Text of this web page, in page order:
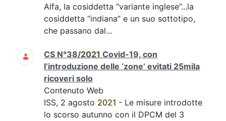
Alfa, la cosiddetta “variante inglese”...la
cosiddetta “indiana” e un suo sottotipo,
che passano dal...
CS N°38/2021 Covid-19, con
l’introduzione delle ‘zone’ evitati 25mila
ricoveri solo
Contenuto Web
ISS, 2 agosto 2021 - Le misure introdotte
lo scorso autunno con il DPCM del 3